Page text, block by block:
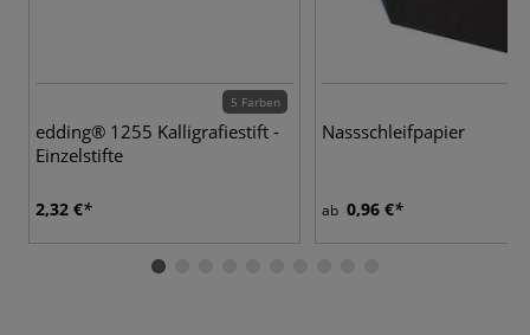
5 Farben
edding® 1255 Kalligrafiestift -
Einzelstifte
2,32 €
Nassschleifpapier
ab 0,96 €